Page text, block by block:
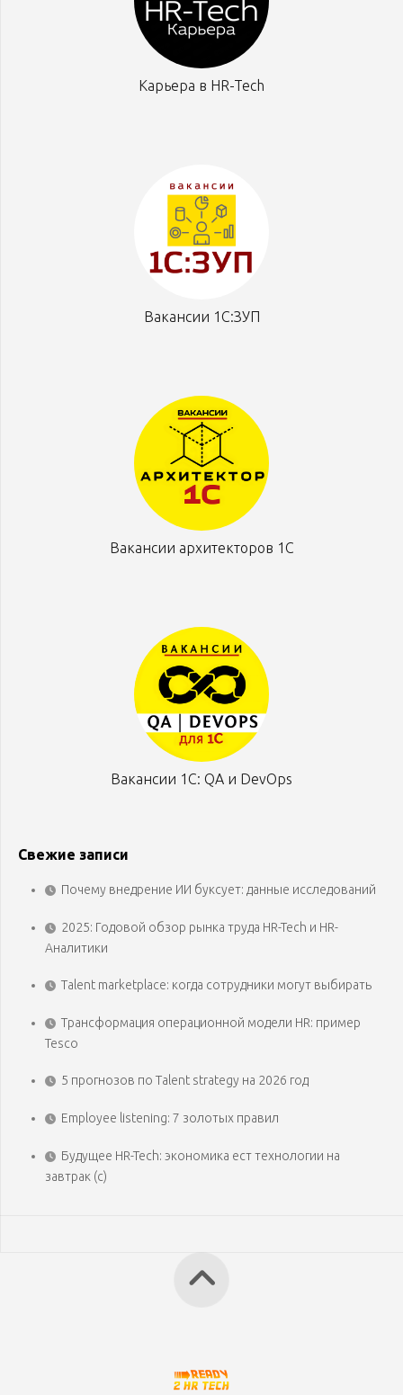
Карьера в HR-Tech
Вакансии 1С:ЗУП
Вакансии архитекторов 1С
Вакансии 1С: QA и DevOps
Свежие записи
Почему внедрение ИИ буксует: данные исследований
2025: Годовой обзор рынка труда HR-Tech и HR-
Аналитики
Talent marketplace: когда сотрудники могут выбирать
Трансформация операционной модели HR: пример
Tesco
5 прогнозов по Talent strategy на 2026 год
Employee listening: 7 золотых правил
Будущее HR-Tech: экономика ест технологии на
завтрак (с)